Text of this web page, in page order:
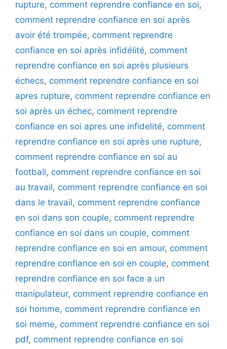
rupture, comment reprendre confiance en soi,
comment reprendre confiance en soi après
avoir été trompée, comment reprendre
confiance en soi après infidélité, comment
reprendre confiance en soi après plusieurs
échecs, comment reprendre confiance en soi
apres rupture, comment reprendre confiance en
soi après un échec, comment reprendre
confiance en soi apres une infidelité, comment
reprendre confiance en soi après une rupture,
comment reprendre confiance en soi au
football, comment reprendre confiance en soi
au travail, comment reprendre confiance en soi
dans le travail, comment reprendre confiance
en soi dans son couple, comment reprendre
confiance en soi dans un couple, comment
reprendre confiance en soi en amour, comment
reprendre confiance en soi en couple, comment
reprendre confiance en soi face a un
manipulateur, comment reprendre confiance en
soi homme, comment reprendre confiance en
soi meme, comment reprendre confiance en soi
pdf, comment reprendre confiance en soi